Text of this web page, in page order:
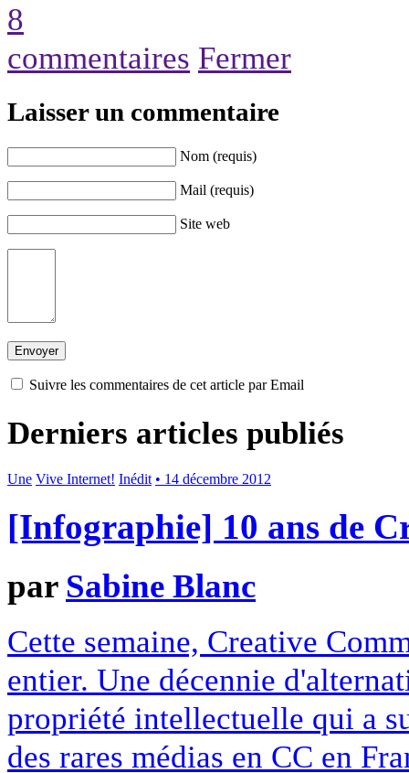
8
commentaires Fermer
Laisser un commentaire
Nom (requis)
Mail (requis)
Site web
Suivre les commentaires de cet article par Email
Derniers articles publiés
Une Vive Internet! Inédit • 14 décembre 2012
[Infographie] 10 ans de
par Sabine Blanc
Cette semaine, Creative
entier. Une décennie
propriété intellectuelle qui a
des rares médias en CC en